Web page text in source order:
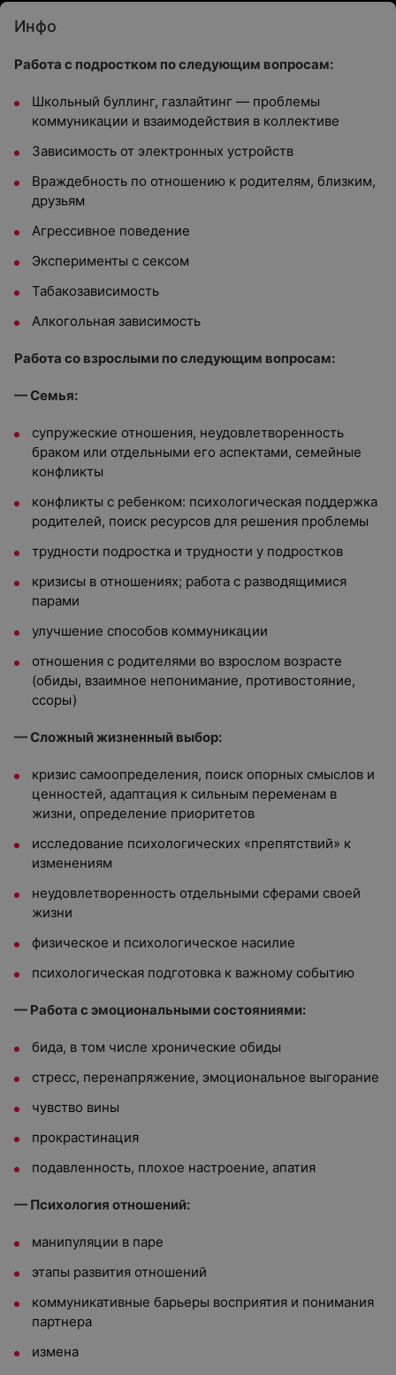
Инфо
Работа с подростком по следующим вопросам:
Школьный буллинг, газлайтинг — проблемы
коммуникации и взаимодействия в коллективе
Зависимость от электронных устройств
Враждебность по отношению к родителям, близким,
друзьям
Агрессивное поведение
Эксперименты с сексом
Табакозависимость
Алкогольная зависимость
Работа со взрослыми по следующим вопросам:
— Семья:
супружеские отношения, неудовлетворенность
браком или отдельными его аспектами, семейные
конфликты
конфликты с ребенком: психологическая поддержка
родителей, поиск ресурсов для решения проблемы
трудности подростка и трудности у подростков
кризисы в отношениях; работа с разводящимися
парами
улучшение способов коммуникации
отношения с родителями во взрослом возрасте
(обиды, взаимное непонимание, противостояние,
ссоры)
— Сложный жизненный выбор:
кризис самоопределения, поиск опорных смыслов и
ценностей, адаптация к сильным переменам в
жизни, определение приоритетов
исследование психологических «препятствий» к
изменениям
неудовлетворенность отдельными сферами своей
жизни
физическое и психологическое насилие
психологическая подготовка к важному событию
— Работа с эмоциональными состояниями:
бида, в том числе хронические обиды
стресс, перенапряжение, эмоциональное выгорание
чувство вины
прокрастинация
подавленность, плохое настроение, апатия
— Психология отношений:
манипуляции в паре
этапы развития отношений
коммуникативные барьеры восприятия и понимания
партнера
измена